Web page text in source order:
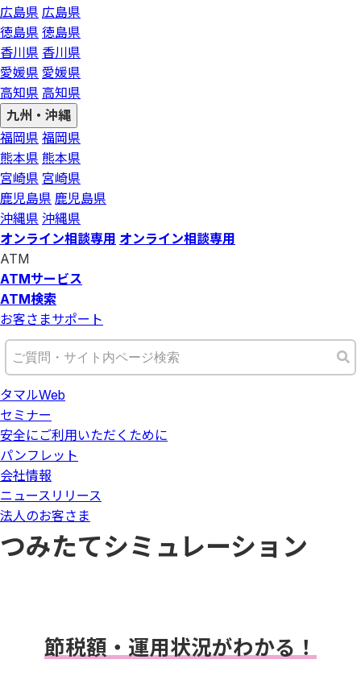
広島県 広島県
徳島県 徳島県
香川県 香川県
愛媛県 愛媛県
高知県 高知県
九州・沖縄
福岡県 福岡県
熊本県 熊本県
宮崎県 宮崎県
鹿児島県 鹿児島県
沖縄県 沖縄県
オンライン相談専用 オンライン相談専用
ATM
ATMサービス
ATM検索
お客さまサポート
タマルWeb
セミナー
安全にご利用いただくために
パンフレット
会社情報
ニュースリリース
法人のお客さま
つみたてシミュレーション
節税額・運用状況がわかる！